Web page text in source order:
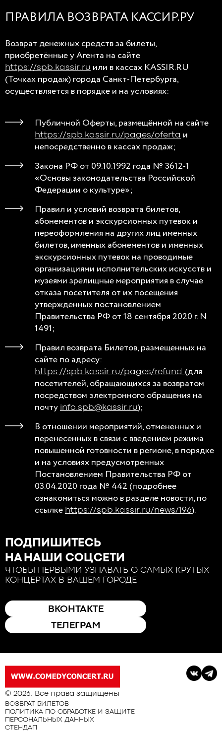
ПРАВИЛА ВОЗВРАТА КАССИР.РУ
Возврат денежных средств за билеты,
приобретённые у Агента на сайте
https://spb.kassir.ru или в кассах KASSIR.RU
(Точках продаж) города Санкт-Петербурга,
осуществляется в порядке и на условиях:
Публичной Оферты, размещённой на сайте
https://spb.kassir.ru/pages/oferta и
непосредственно в кассах продаж;
Закона РФ от 09.10.1992 года № 3612-1
«Основы законодательства Российской
Федерации о культуре»;
Правил и условий возврата билетов,
абонементов и экскурсионных путевок и
переоформления на других лиц именных
билетов, именных абонементов и именных
экскурсионных путевок на проводимые
организациями исполнительских искусств и
музеями зрелищные мероприятия в случае
отказа посетителя от их посещения
утвержденных постановлением
Правительства РФ от 18 сентября 2020 г. N
1491;
Правил возврата Билетов, размещенных на
сайте по адресу:
https://spb.kassir.ru/pages/refund (для
посетителей, обращающихся за возвратом
посредством электронного обращения на
почту info.spb@kassir.ru);
В отношении мероприятий, отмененных и
перенесенных в связи с введением режима
повышенной готовности в регионе, в порядке
и на условиях предусмотренных
Постановлением Правительства РФ от
03.04.2020 года № 442 (подробнее
ознакомиться можно в разделе новости, по
ссылке https://spb.kassir.ru/news/196).
ПОДПИШИТЕСЬ
НА НАШИ СОЦСЕТИ
ЧТОБЫ ПЕРВЫМИ УЗНАВАТЬ О САМЫХ КРУТЫХ
КОНЦЕРТАХ В ВАШЕМ ГОРОДЕ
ВКОНТАКТЕ
ТЕЛЕГРАМ
© 2026. Все права защищены
ВОЗВРАТ БИЛЕТОВ
ПОЛИТИКА ПО ОБРАБОТКЕ И ЗАЩИТЕ
ПЕРСОНАЛЬНЫХ ДАННЫХ
СТЕНДАП